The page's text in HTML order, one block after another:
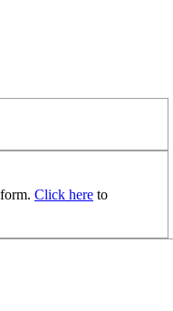
Click here to